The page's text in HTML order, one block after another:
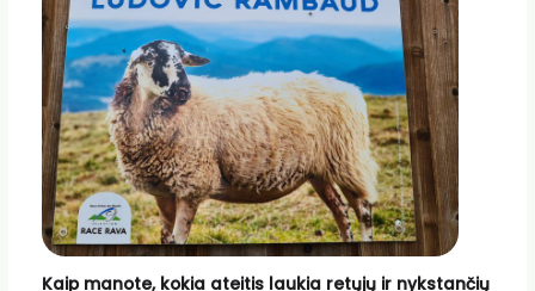
Kaip manote, kokia ateitis laukia retųjų ir nykstančių